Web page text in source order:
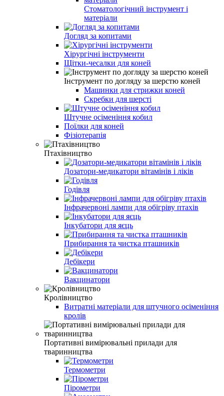
Стоматологічний інструмент і
матеріали
Догляд за копитами
Хірургічні інструменти
Щітки-чесалки для коней
Інструмент по догляду за шерстю коней
Машинки для стрижки коней
Скребки для шерсті
Штучне осіменіння кобил
Поїлки для коней
Фізіотерапія
Птахівництво
Дозатори-медикатори вітамінів і ліків
Годівля
Інфрачервоні лампи для обігріву птахів
Інкубатори для яєць
Прибирання та чистка пташників
Дебікери
Вакцинатори
Кролівництво
Витратні матеріали для штучного осіменіння
кролів
Портативні вимірювальні прилади для
тваринництва
Термометри
Пірометри